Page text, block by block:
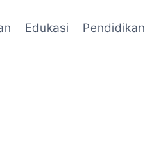
Edukasi Pendidikan